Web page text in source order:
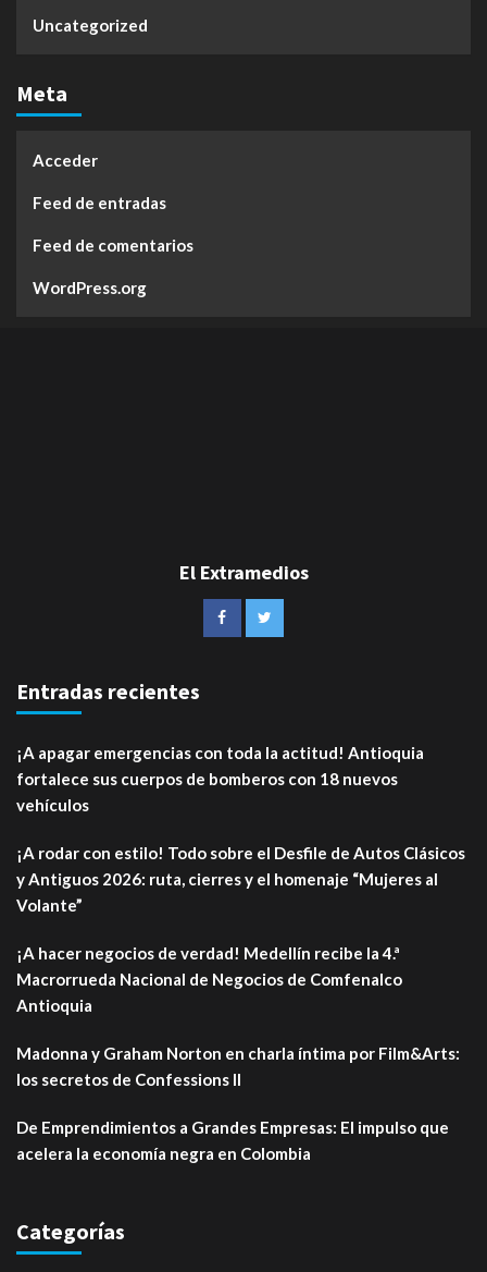
Uncategorized
Meta
Acceder
Feed de entradas
Feed de comentarios
WordPress.org
El Extramedios
Entradas recientes
¡A apagar emergencias con toda la actitud! Antioquia
fortalece sus cuerpos de bomberos con 18 nuevos
vehículos
¡A rodar con estilo! Todo sobre el Desfile de Autos Clásicos
y Antiguos 2026: ruta, cierres y el homenaje “Mujeres al
Volante”
¡A hacer negocios de verdad! Medellín recibe la 4.ª
Macrorrueda Nacional de Negocios de Comfenalco
Antioquia
Madonna y Graham Norton en charla íntima por Film&Arts:
los secretos de Confessions II
De Emprendimientos a Grandes Empresas: El impulso que
acelera la economía negra en Colombia
Categorías